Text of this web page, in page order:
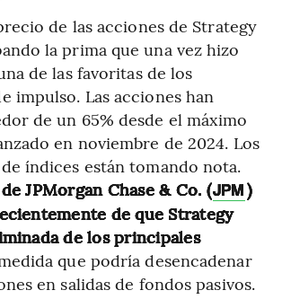
de las acciones de Strategy
la prima que una vez hizo
de las favoritas de los
impulso. Las acciones han
de un 65% desde el máximo
en noviembre de 2024. Los
índices están tomando nota.
JPMorgan Chase & Co. (JPM)
de que Strategy
de los principales
que podría desencadenar
en salidas de fondos pasivos.